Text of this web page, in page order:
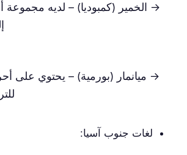
→ الخمير (كمبوديا) – لديه مجموعة
→ ميانمار (بورمية) – يحتوي على
لغات جنوب آسيا: